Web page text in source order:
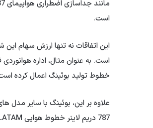
است.
این اتفاقات نه تنها ارزش سهام
خطوط تولید بوئینگ اعمال کرده
787 دریم لاینر خطوط هوایی LATAM به طور ناگهانی در میانه پرواز سقوط کرد و 50 نفر را مجروح کرد.